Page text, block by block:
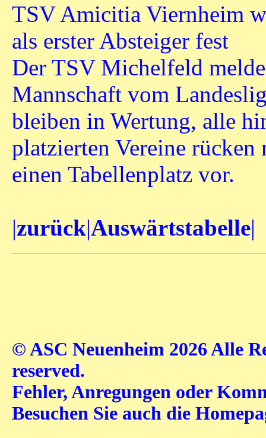
TSV Amicitia Viernheim
als erster Absteiger fest
Der TSV Michelfeld
Mannschaft vom
bleiben in Wertung, alle
platzierten Vereine rücken
einen Tabellenplatz vor.
|zurück|Auswärtstabelle|
© ASC Neuenheim 2026 Alle
reserved.
Fehler, Anregungen oder
Besuchen Sie auch die